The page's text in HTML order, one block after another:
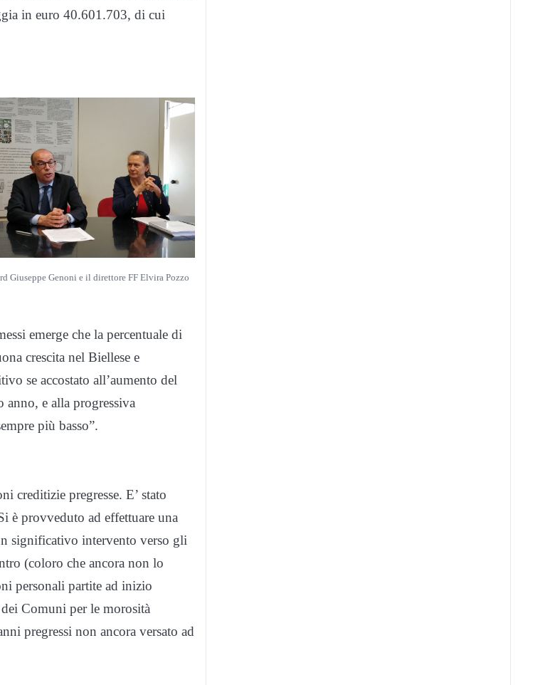
in euro 40.601.703, di cui
Giuseppe Genoni e il direttore FF Elvira Pozzo
emerge che la percentuale di
crescita nel Biellese e
se accostato all’aumento del
e alla progressiva
più basso”.
creditizie pregresse. E’ stato
è provveduto ad effettuare una
significativo intervento verso gli
(coloro che ancora non lo
personali partite ad inizio
Comuni per le morosità
pregressi non ancora versato ad